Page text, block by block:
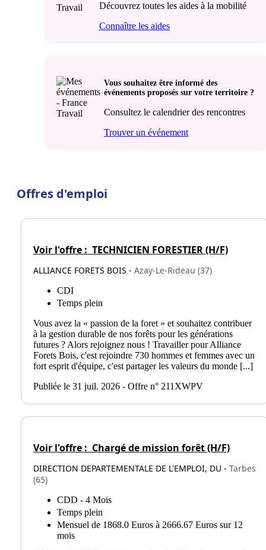
Découvrez toutes les aides à la mobilité
Connaître les aides
Vous souhaitez être informé des
événements proposés sur votre territoire ?
Consultez le calendrier des rencontres
Trouver un événement
Offres d'emploi
Voir l'offre : TECHNICIEN FORESTIER (H/F)
ALLIANCE FORETS BOIS - Azay-Le-Rideau (37)
CDI
Temps plein
Vous avez la « passion de la foret » et souhaitez contribuer
à la gestion durable de nos forêts pour les générations
futures ? Alors rejoignez nous ! Travailler pour Alliance
Forets Bois, c'est rejoindre 730 hommes et femmes avec un
fort esprit d'équipe, c'est partager les valeurs du monde [...]
Publiée le 31 juil. 2026 - Offre n° 211XWPV
Voir l'offre : Chargé de mission forêt (H/F)
DIRECTION DEPARTEMENTALE DE L'EMPLOI, DU - Tarbes
(65)
CDD - 4 Mois
Temps plein
Mensuel de 1868.0 Euros à 2666.67 Euros sur 12
mois